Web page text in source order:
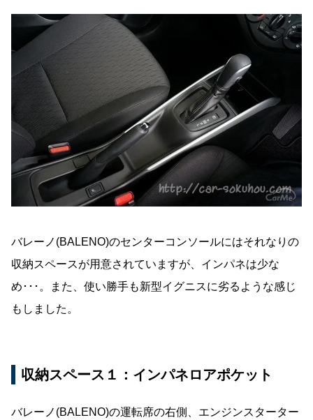
バレーノ(BALENO)のセンターコンソールにはそれなりの
収納スペースが用意されていますが、インパネは少な
め･･･。また、使い勝手も新型イグニスに劣るような感じ
もしました。
収納スペース１：インパネロアポケット
バレーノ(BALENO)の運転席の右側、エンジンスターター